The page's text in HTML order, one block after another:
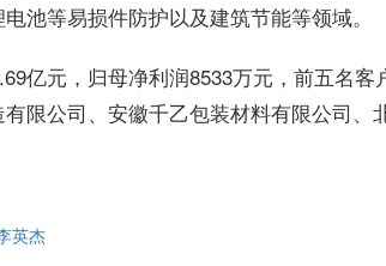
池等易损件防护以及建筑节能等领域。
亿元，归母净利润8533万元，前五名
限公司、安徽千乙包装材料有限公司、
英杰